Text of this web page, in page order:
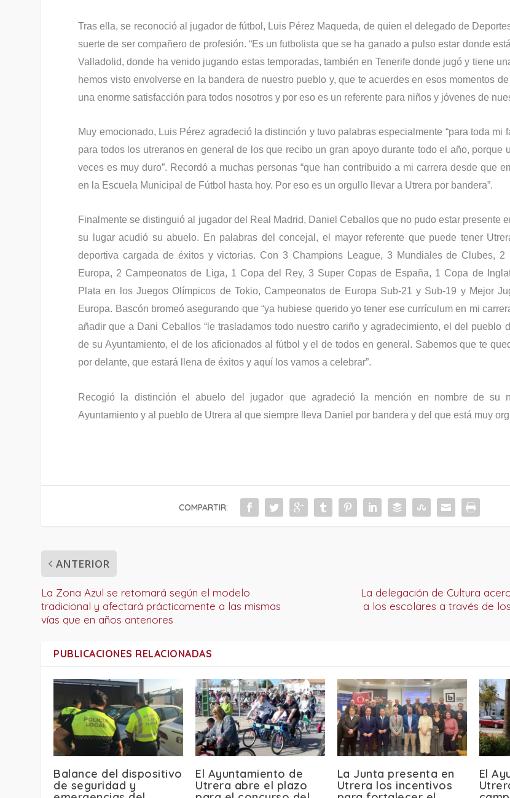
Tras ella, se reconoció al jugador de fútbol, Luis Pérez Maqueda, de quien el delegado de
suerte de ser compañero de profesión. “Es un futbolista que se ha ganado a pulso estar donde
Valladolid, donde ha venido jugando estas temporadas, también en Tenerife donde jugó y tiene
hemos visto envolverse en la bandera de nuestro pueblo y, que te acuerdes en esos momentos
una enorme satisfacción para todos nosotros y por eso es un referente para niños y jóvenes de
Muy emocionado, Luis Pérez agradeció la distinción y tuvo palabras especialmente “para toda mi
para todos los utreranos en general de los que recibo un gran apoyo durante todo el año, porque
veces es muy duro”. Recordó a muchas personas “que han contribuido a mi carrera desde que
en la Escuela Municipal de Fútbol hasta hoy. Por eso es un orgullo llevar a Utrera por bandera”.
Finalmente se distinguió al jugador del Real Madrid, Daniel Ceballos que no pudo estar presente
su lugar acudió su abuelo. En palabras del concejal, el mayor referente que puede tener
deportiva cargada de éxitos y victorias. Con 3 Champions League, 3 Mundiales de Clubes, 2
Europa, 2 Campeonatos de Liga, 1 Copa del Rey, 3 Super Copas de España, 1 Copa de
Plata en los Juegos Olímpicos de Tokio, Campeonatos de Europa Sub-21 y Sub-19 y Mejor
Europa. Bascón bromeó asegurando que “ya hubiese querido yo tener ese currículum en mi
añadir que a Dani Ceballos “le trasladamos todo nuestro cariño y agradecimiento, el del pueblo
de su Ayuntamiento, el de los aficionados al fútbol y el de todos en general. Sabemos que te
por delante, que estará llena de éxitos y aquí los vamos a celebrar”.
Recogió la distinción el abuelo del jugador que agradeció la mención en nombre de su
Ayuntamiento y al pueblo de Utrera al que siempre lleva Daniel por bandera y del que está muy
COMPARTIR:
ANTERIOR
La Zona Azul se retomará según el modelo
tradicional y afectará prácticamente a las mismas
vías que en años anteriores
La delegación de Cultura
a los escolares a través de
PUBLICACIONES RELACIONADAS
Balance del dispositivo
de seguridad y
El Ayuntamiento de
Utrera abre el plazo
La Junta presenta en
Utrera los incentivos
El